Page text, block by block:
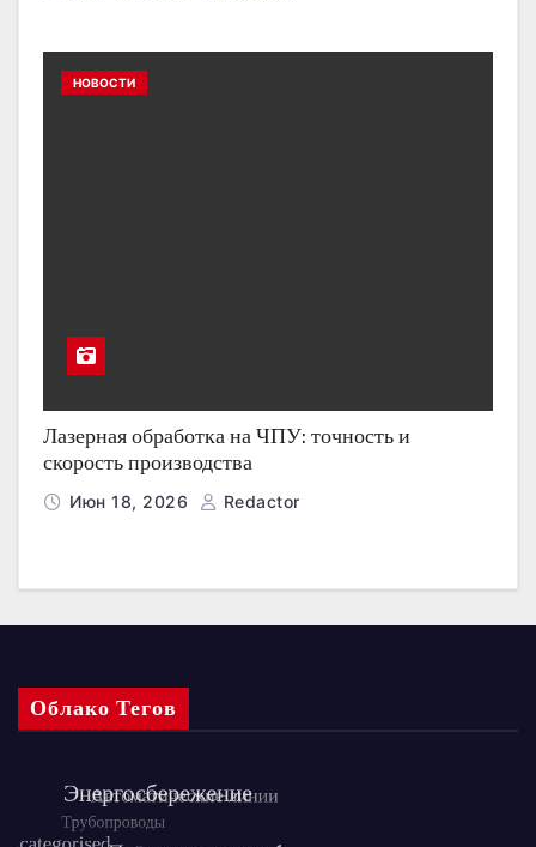
НОВОСТИ
Лазерная обработка на ЧПУ: точность и
скорость производства
Июн 18, 2026 Redactor
Облако Тегов